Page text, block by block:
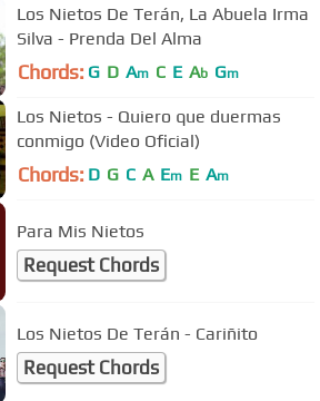
Los Nietos De Terán, La Abuela Irma
Silva - Prenda Del Alma
Chords: G D Am C E Ab Gm
Los Nietos - Quiero que duermas
conmigo (Video Oficial)
Chords: D G C A Em E Am
Para Mis Nietos
Request Chords
Los Nietos De Terán - Cariñito
Request Chords